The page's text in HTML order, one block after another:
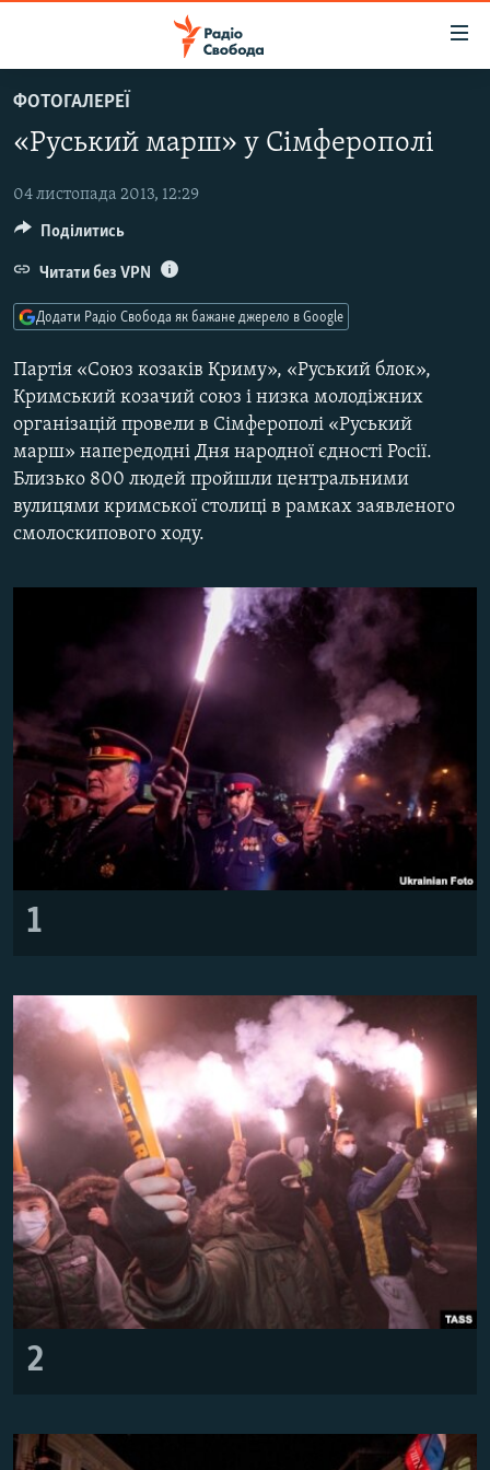
до
основного
Перейти
до
навігації
Перейти
до
пошуку
ВСЕ ЗА ДОБУ
СТАТТІ
ПОЛІТИКА
ЕКОНОМІКА
СУСПІЛЬСТВО
СПОРТ
УКРАЇНА
СВІТ
ВІЙНА
РОСІЙСЬКА «ФІЛЬТРАЦІЯ»
ДОНБАС.РЕАЛІЇ
ТИ ЯК?
СХЕМИ
КИТАЙ.ВИКЛИКИ
МУЛЬТИМЕДІА
СПЕЦПРОЄКТИ
РУС
УКР
КТАТ
ДОЛУЧАЙСЯ!
Усі сайти RFE/RL
ФОТОГАЛЕРЕЇ
«Руський марш» у Сімферополі
04 листопада 2013, 12:29
Партія «Союз козаків Криму», «Руський блок»,
Кримський козачий союз і низка молодіжних
організацій провели в Сімферополі «Руський
марш» напередодні Дня народної єдності Росії.
Близько 800 людей пройшли центральними
вулицями кримської столиці в рамках заявленого
смолоскипового ходу.
1
2
Поділитись
Читати без VPN
Додати Радіо Свобода як бажане джерело в Google